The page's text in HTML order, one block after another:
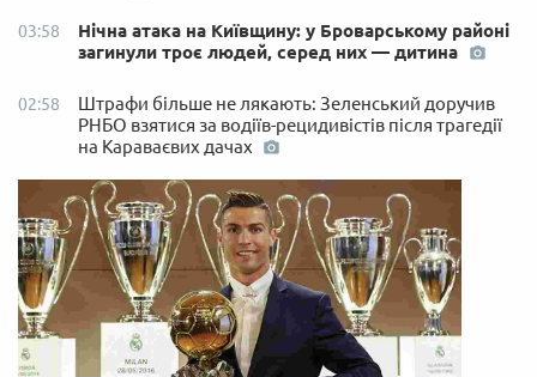
03:58
Нічна атака на Київщину: у Броварському районі
загинули троє людей, серед них — дитина
02:58
Штрафи більше не лякають: Зеленський доручив
РНБО взятися за водіїв-рецидивістів після трагедії
на Караваєвих дачах